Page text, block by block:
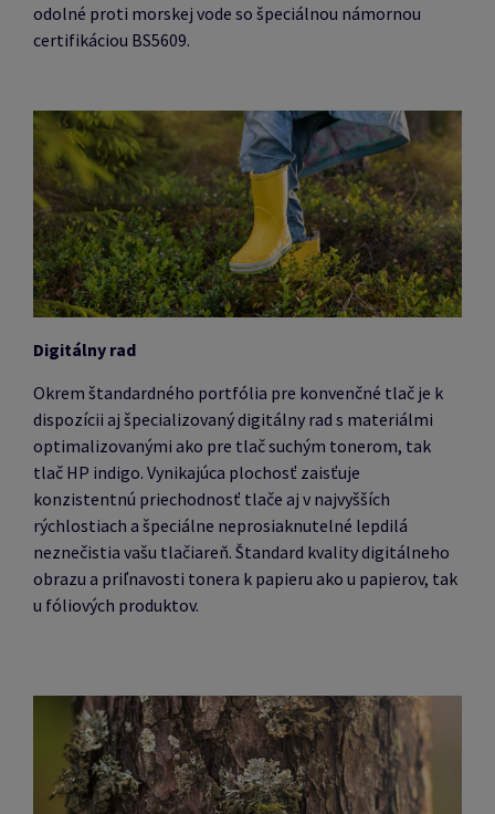
odolné proti morskej vode so špeciálnou námornou
certifikáciou BS5609.
Digitálny rad
Okrem štandardného portfólia pre konvenčné tlač je k
dispozícii aj špecializovaný digitálny rad s materiálmi
optimalizovanými ako pre tlač suchým tonerom, tak
tlač HP indigo. Vynikajúca plochosť zaisťuje
konzistentnú priechodnosť tlače aj v najvyšších
rýchlostiach a špeciálne neprosiaknutelné lepdilá
neznečistia vašu tlačiareň. Štandard kvality digitálneho
obrazu a priľnavosti tonera k papieru ako u papierov, tak
u fóliových produktov.